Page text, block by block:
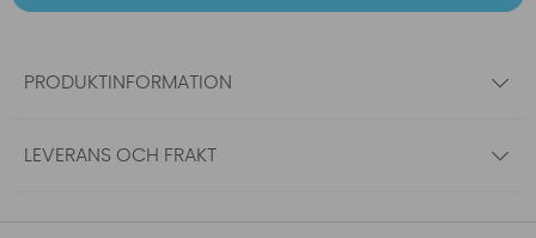
PRODUKTINFORMATION
LEVERANS OCH FRAKT